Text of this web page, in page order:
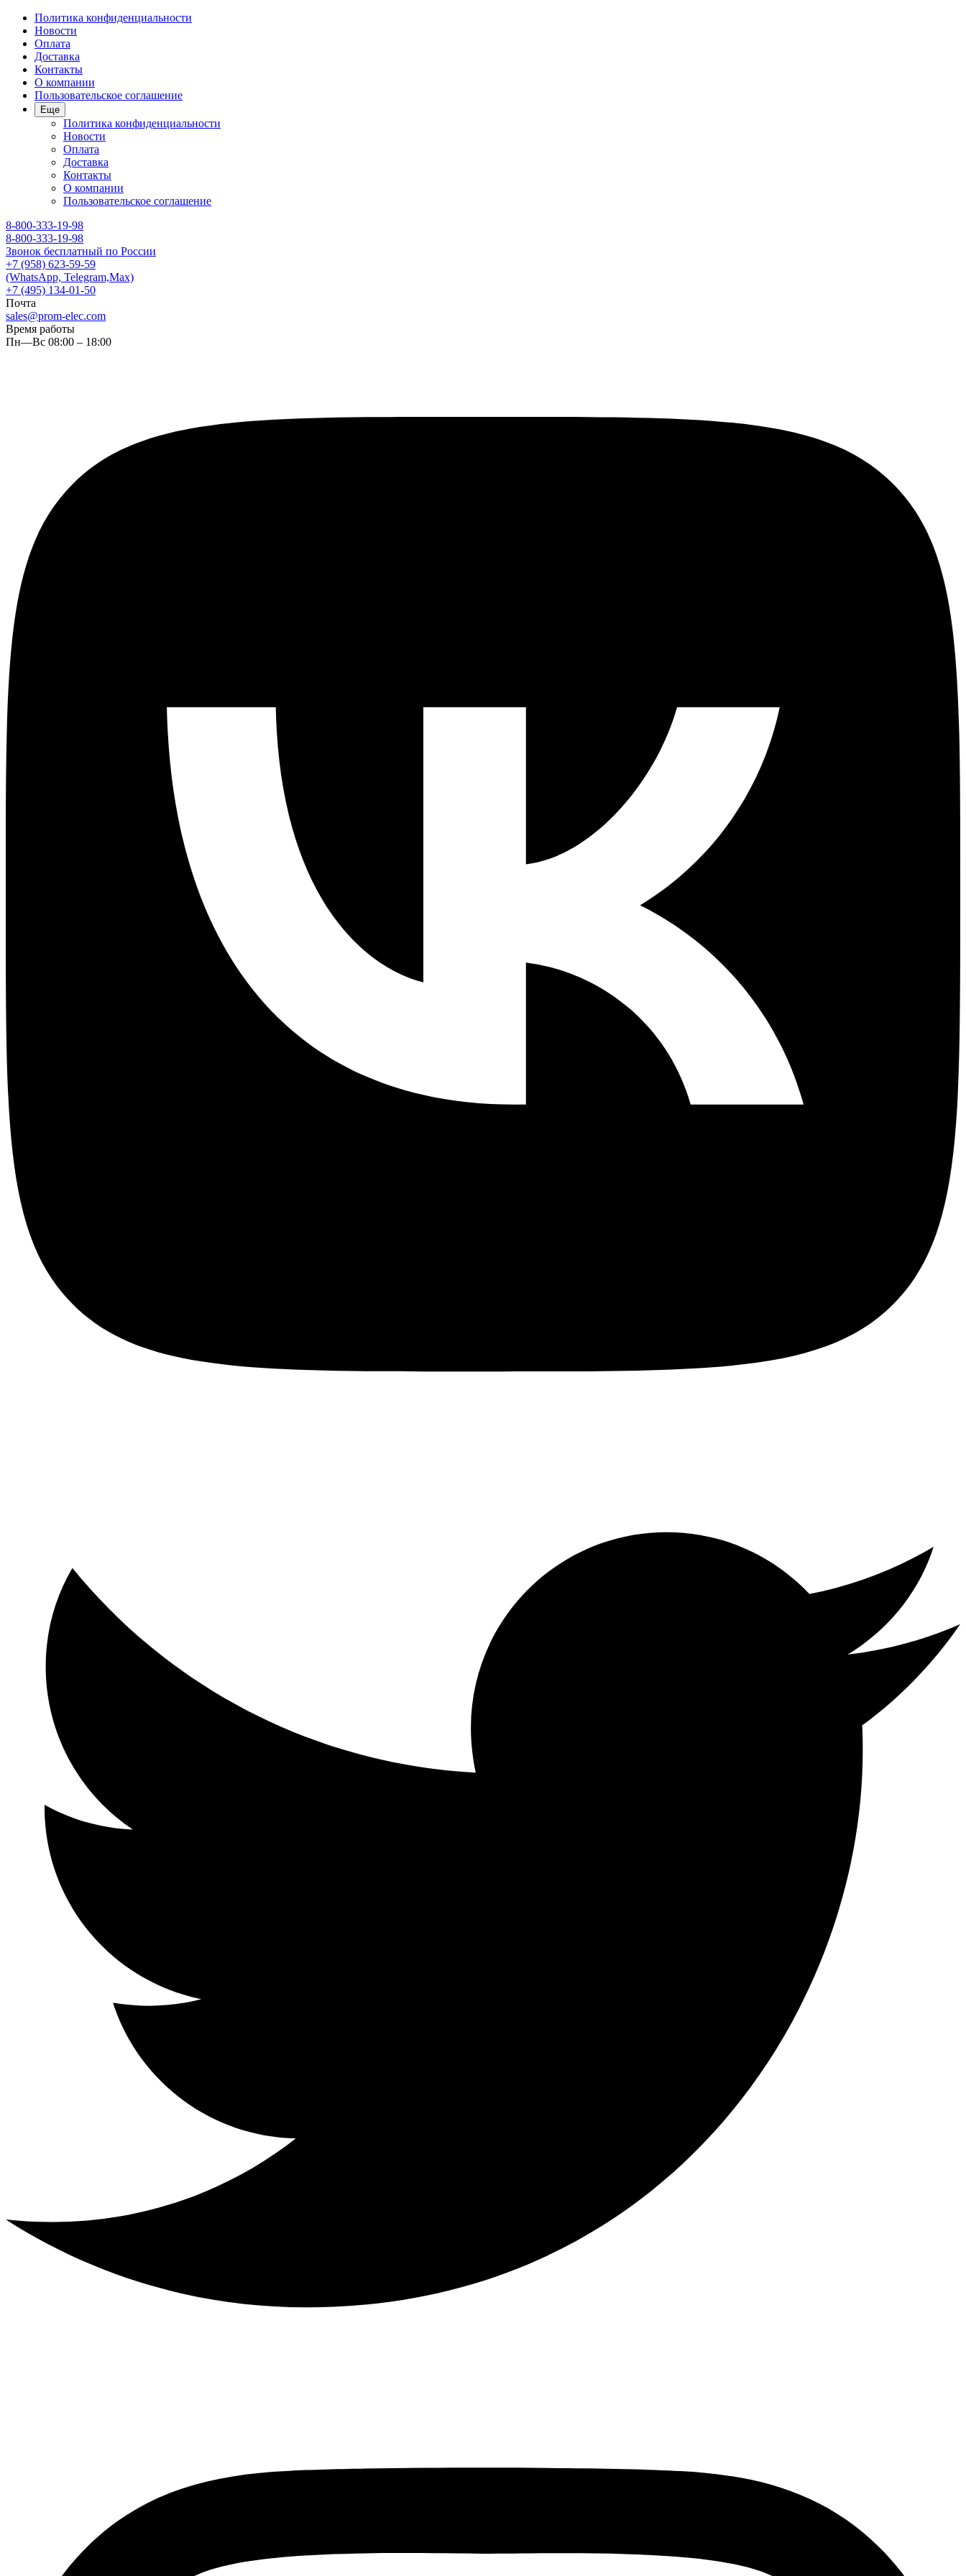
Политика конфиденциальности
Новости
Оплата
Доставка
Контакты
О компании
Пользовательское соглашение
Еще
Политика конфиденциальности
Новости
Оплата
Доставка
Контакты
О компании
Пользовательское соглашение
8-800-333-19-98
8-800-333-19-98
Звонок бесплатный по России
+7 (958) 623-59-59
(WhatsApp, Telegram,Max)
+7 (495) 134-01-50
Почта
sales@prom-elec.com
Время работы
Пн—Вс 08:00 – 18:00